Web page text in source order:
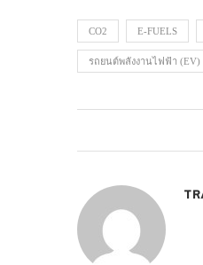
CO2 E-FUELS
รถยนต์พลังงานไฟฟ้า (EV)